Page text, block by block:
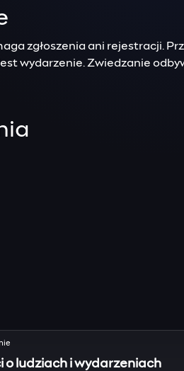
zgłoszenia ani rejestracji.
wydarzenie. Zwiedzanie
o ludziach i wydarzeniach